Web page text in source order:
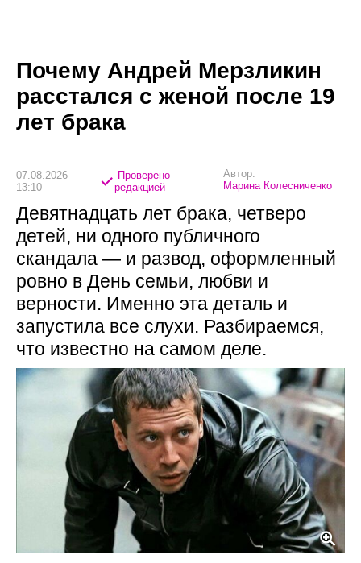
Почему Андрей Мерзликин
расстался с женой после 19
лет брака
07.08.2026
13:10
Проверено
редакцией
Автор:
Марина Колесниченко
Девятнадцать лет брака, четверо
детей, ни одного публичного
скандала — и развод, оформленный
ровно в День семьи, любви и
верности. Именно эта деталь и
запустила все слухи. Разбираемся,
что известно на самом деле.